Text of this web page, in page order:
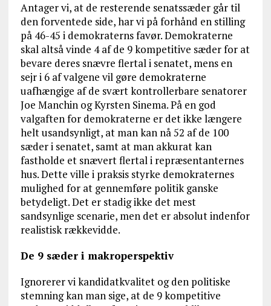
Antager vi, at de resterende senatssæder går til
den forventede side, har vi på forhånd en stilling
på 46-45 i demokraterns favør. Demokraterne
skal altså vinde 4 af de 9 kompetitive sæder for at
bevare deres snævre flertal i senatet, mens en
sejr i 6 af valgene vil gøre demokraterne
uafhængige af de svært kontrollerbare senatorer
Joe Manchin og Kyrsten Sinema. På en god
valgaften for demokraterne er det ikke længere
helt usandsynligt, at man kan nå 52 af de 100
sæder i senatet, samt at man akkurat kan
fastholde et snævert flertal i repræsentanternes
hus. Dette ville i praksis styrke demokraternes
mulighed for at gennemføre politik ganske
betydeligt. Det er stadig ikke det mest
sandsynlige scenarie, men det er absolut indenfor
realistisk rækkevidde.
De 9 sæder i makroperspektiv
Ignorerer vi kandidatkvalitet og den politiske
stemning kan man sige, at de 9 kompetitive